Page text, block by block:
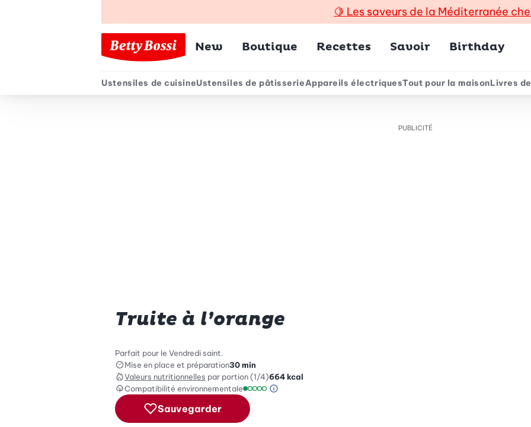
🍋 Les saveurs de la Méditerranée
Menu principal
New Boutique Recettes Savoir Birthday
Menu secondaire
Ustensiles de cuisineUstensiles de pâtisserieAppareils électriquesTout pour la maisonLivres
PUBLICITÉ
Truite à l’orange
Parfait pour le Vendredi saint.
Mise en place et préparation30 min
Valeurs nutritionnelles par portion (1/4)664 kcal
Compatibilité environnementale
Échelle de compatibilité environnementale: 1 sur 5
Information sur l’échelle Green Betty
Sauvegarder